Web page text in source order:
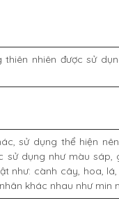
nhiên được sử
sử dụng thể hiện
sử dụng như màu
như: cành cây, hoa,
khác nhau như min